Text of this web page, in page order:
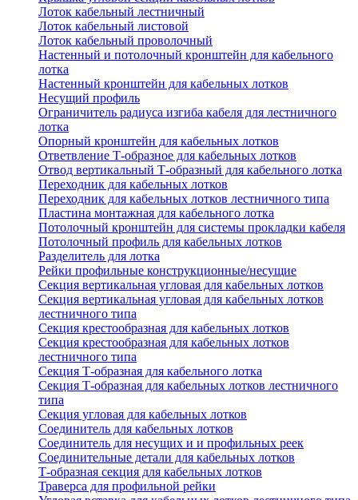
Лоток кабельный лестничный
Лоток кабельный листовой
Лоток кабельный проволочный
Настенный и потолочный кронштейн для кабельного
лотка
Настенный кронштейн для кабельных лотков
Несущий профиль
Ограничитель радиуса изгиба кабеля для лестничного
лотка
Опорный кронштейн для кабельных лотков
Ответвление Т-образное для кабельных лотков
Отвод вертикальный Т-образный для кабельного лотка
Переходник для кабельных лотков
Переходник для кабельных лотков лестничного типа
Пластина монтажная для кабельного лотка
Потолочный кронштейн для системы прокладки кабеля
Потолочный профиль для кабельных лотков
Разделитель для лотка
Рейки профильные конструкционные/несущие
Секция вертикальная угловая для кабельных лотков
Секция вертикальная угловая для кабельных лотков
лестничного типа
Секция крестообразная для кабельных лотков
Секция крестообразная для кабельных лотков
лестничного типа
Секция Т-образная для кабельного лотка
Секция Т-образная для кабельных лотков лестничного
типа
Секция угловая для кабельных лотков
Соединитель для кабельных лотков
Соединитель для несущих и и профильных реек
Соединительные детали для кабельных лотков
Т-образная секция для кабельных лотков
Траверса для профильной рейки